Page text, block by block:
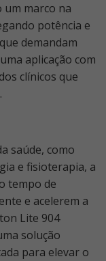
um marco na
potência e
demandam
aplicação com
clínicos que
saúde, como
e fisioterapia, a
tempo de
e acelerem a
Lite 904
solução
para elevar o